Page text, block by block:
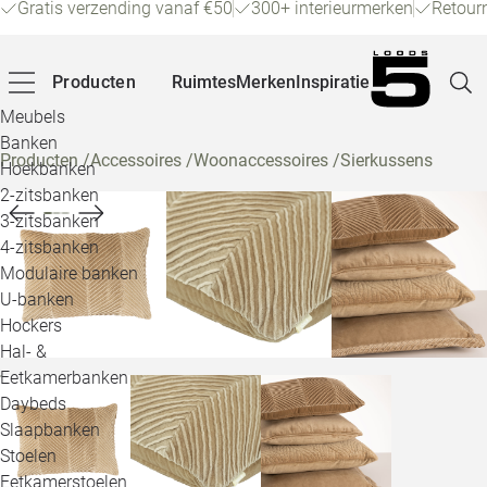
Gratis verzending vanaf €50 300+ interieurmerken
Producten
Meubels
Banken
Hoekbanken
2-zitsbanken
3-zitsbanken
4-zitsbanken
Modulaire banken
U-banken
Hockers
Hal- &
Eetkamerbanken
Daybeds
Slaapbanken
Stoelen
Eetkamerstoelen
RuimtesMerkenInspiratie
Producten/Accessoires /Woonaccessoires /Sierkussens